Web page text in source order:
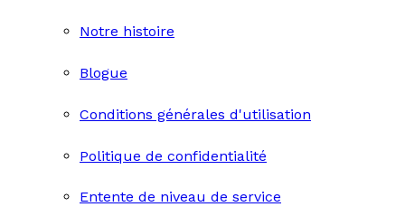
Notre histoire
Blogue
Conditions générales d'utilisation
Politique de confidentialité
Entente de niveau de service